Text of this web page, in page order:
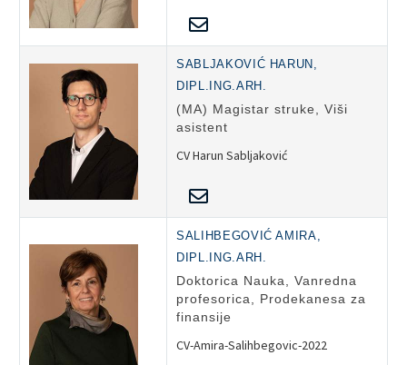
SABLJAKOVIĆ HARUN,
DIPL.ING.ARH.
(MA) Magistar struke, Viši
asistent
CV Harun Sabljaković
SALIHBEGOVIĆ AMIRA,
DIPL.ING.ARH.
Doktorica Nauka, Vanredna
profesorica, Prodekanesa za
finansije
CV-Amira-Salihbegovic-2022